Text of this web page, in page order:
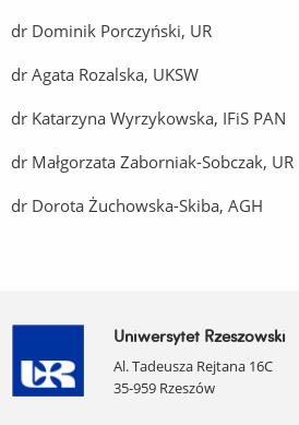
dr Dominik Porczyński, UR
dr Agata Rozalska, UKSW
dr Katarzyna Wyrzykowska, IFiS PAN
dr Małgorzata Zaborniak-Sobczak, UR
dr Dorota Żuchowska-Skiba, AGH
Uniwersytet Rzeszowski
Al. Tadeusza Rejtana 16C
35-959 Rzeszów